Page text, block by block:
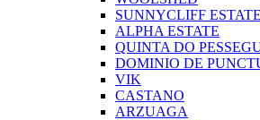
SUNNYCLIFF
ALPHA ESTATE
QUINTA DO
DOMINIO DE
VIK
CASTANO
ARZUAGA